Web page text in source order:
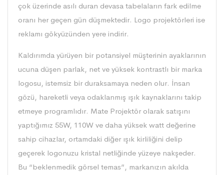
çok üzerinde asılı duran devasa tabelaların fark edilme
oranı her geçen gün düşmektedir. Logo projektörleri ise
reklamı gökyüzünden yere indirir.
Kaldırımda yürüyen bir potansiyel müşterinin ayaklarının
ucuna düşen parlak, net ve yüksek kontrastlı bir marka
logosu, istemsiz bir duraksamaya neden olur. İnsan
gözü, hareketli veya odaklanmış ışık kaynaklarını takip
etmeye programlıdır. Mate Projektör olarak satışını
yaptığımız 55W, 110W ve daha yüksek watt değerine
sahip cihazlar, ortamdaki diğer ışık kirliliğini delip
geçerek logonuzu kristal netliğinde yüzeye nakşeder.
Bu “beklenmedik görsel temas”, markanızın akılda